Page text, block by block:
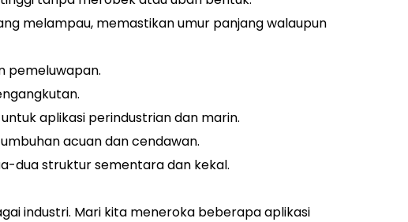
melampau, memastikan umur panjang walaupun
pemeluwapan.
aplikasi perindustrian dan marin.
acuan dan cendawan.
dua struktur sementara dan kekal.
industri. Mari kita meneroka beberapa aplikasi